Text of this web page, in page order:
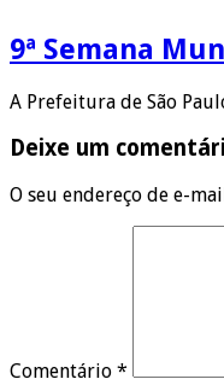
9ª Semana
A Prefeitura de São
Deixe um
O seu endereço de e-
Comentário *